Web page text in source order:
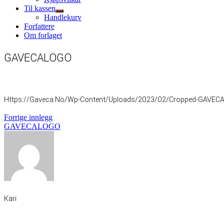
sub
menu
Til kassen
Show
sub
Handlekurv
Forfattere
Om forlaget
GAVECALOGO
Https://gaveca.no/wp-Content/uploads/2023/02/cropped-
Innleggsnavigasjon
Forrige innleggForrige
innlegg:
GAVECALOGO
Kari